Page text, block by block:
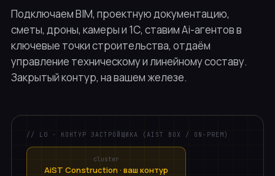
Подключаем BIM, проектную документацию,
сметы, дроны, камеры и 1С, ставим Ai-агентов в
ключевые точки строительства, отдаём
управление техническому и линейному составу.
Закрытый контур, на вашем железе.
// L0 · КОНТУР ЗАСТРОЙЩИКА (AIST BOX / ON-PREM)
cluster
AiST Construction · ваш контур